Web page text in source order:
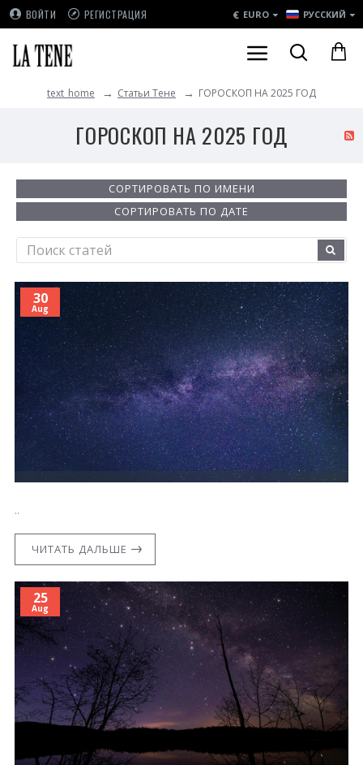
ВОЙТИ РЕГИСТРАЦИЯ € EURO РУССКИЙ
text_home Статьи Тене ГОРОСКОП НА 2025 ГОД
ГОРОСКОП НА 2025 ГОД
СОРТИРОВАТЬ ПО ИМЕНИ
СОРТИРОВАТЬ ПО ДАТЕ
30
Aug
..
ЧИТАТЬ ДАЛЬШЕ
25
Aug